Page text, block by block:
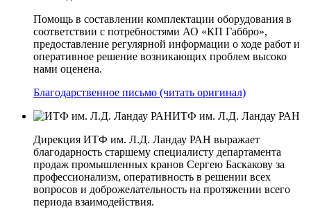
Помощь в составлении комплектации оборудования в
соответствии с потребностями АО «КП­ Габбро»,
предоставление регулярной информации о ходе работ и
оперативное решение возникающих проблем высоко
нами оценена.
Благодарственное письмо (читать оригинал)
ИТФ им. Л.Д. Ландау РАН
Дирекция ИТФ им. Л.Д. Ландау РАН выражает
благодарность старшему специалисту департамента
продаж промышленных кранов Сергею Баскакову за
профессионализм, оперативность в решении всех
вопросов и доброжелательность на протяжении всего
периода взаимодействия.